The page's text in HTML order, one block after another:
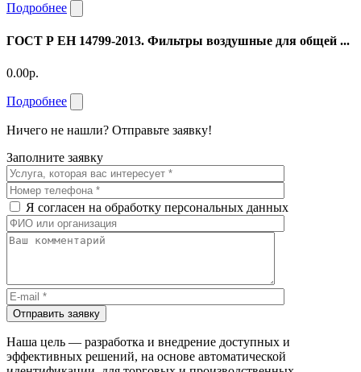
Подробнее
ГОСТ Р ЕН 14799-2013. Фильтры воздушные для общей ...
0.00р.
Подробнее
Ничего не нашли? Отправьте заявку!
Заполните заявку
Я согласен на обработку персональных данных
Отправить заявку
Наша цель — разработка и внедрение доступных и
эффективных решений, на основе автоматической